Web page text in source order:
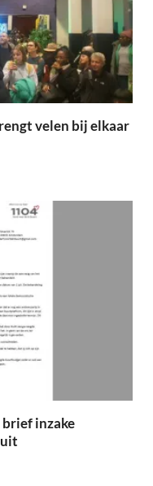
velen bij elkaar
inzake